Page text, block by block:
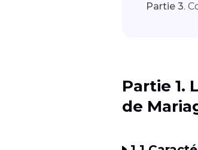
Partie 3.
Partie 1.
de